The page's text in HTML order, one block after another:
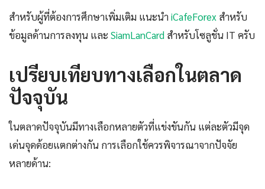
สำหรับผู้ที่ต้องการศึกษาเพิ่มเติม แนะนำiCafeForex สำหรับ
ข้อมูลด้านการลงทุน และ SiamLanCard สำหรับโซลูชั่น IT ครับ
เปรียบเทียบทางเลือกในตลาด
ปัจจุบัน
ในตลาดปัจจุบันมีทางเลือกหลายตัวที่แข่งขันกัน แต่ละตัวมีจุด
เด่นจุดด้อยแตกต่างกัน การเลือกใช้ควรพิจารณาจากปัจจัย
หลายด้าน: